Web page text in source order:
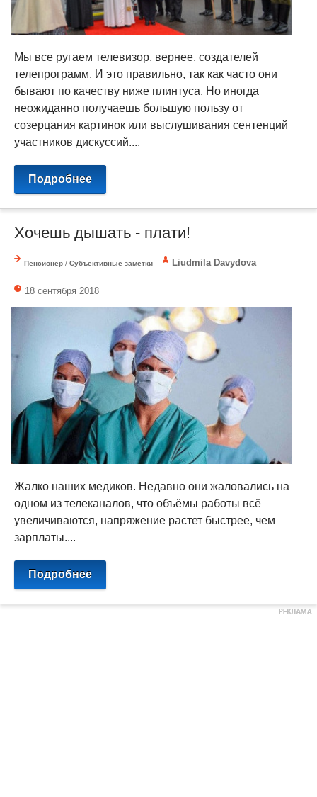
Мы все ругаем телевизор, вернее, создателей
телепрограмм. И это правильно, так как часто они
бывают по качеству ниже плинтуса. Но иногда
неожиданно получаешь большую пользу от
созерцания картинок или выслушивания сентенций
участников дискуссий....
Подробнее
Хочешь дышать - плати!
Пенсионер / Субъективные заметки Liudmila Davydova
18 сентября 2018
Жалко наших медиков. Недавно они жаловались на
одном из телеканалов, что объёмы работы всё
увеличиваются, напряжение растет быстрее, чем
зарплаты....
Подробнее